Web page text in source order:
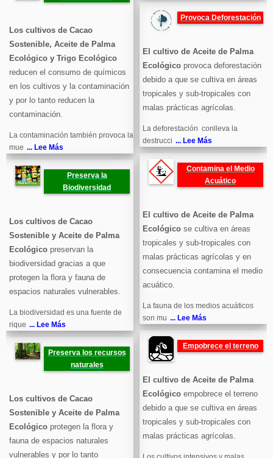
Los cultivos de Cacao
Sostenible, Aceite de Palma
Ecológico y Trigo Ecológico
reducen el consumo de químicos
en los cultivos y la contaminación
y por lo tanto reducen la
contaminación.
La contaminación también provoca la
mue ... Lee Más
Preserva la
Biodiversidad
Los cultivos de Cacao
Sostenible y Aceite de Palma
Ecológico preservan la
biodiversidad gracias a que
protegen la flora y fauna de
espacios naturales vulnerables.
La biodiversidad es una fuente de
rique ... Lee Más
Preserva los recursos
naturales
Los cultivos de Cacao
Sostenible y Aceite de Palma
Ecológico protegen la flora y
fauna de espacios naturales
vulnerables y por lo tanto
Provoca Deforestación
El cultivo de Aceite de Palma
Ecológico provoca deforestación
debido a que se cultiva en áreas
tropicales y sub-tropicales con
malas prácticas agrícolas.
La deforestación conlleva la
destrucci ... Lee Más
Contamina el Medio
Acuático
El cultivo de Aceite de Palma
Ecológico se cultiva en áreas
tropicales y sub-tropicales con
malas prácticas agrícolas y en
consecuencia contamina el medio
acuático.
La fauna de los medios acuáticos
son mu ... Lee Más
Empobrece el terreno
El cultivo de Aceite de Palma
Ecológico empobrece el terreno
debido a que se cultiva en áreas
tropicales y sub-tropicales con
malas prácticas agrícolas.